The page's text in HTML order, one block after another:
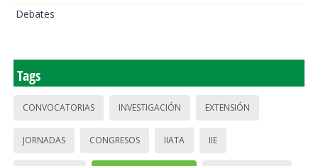
Debates
Tags
CONVOCATORIAS INVESTIGACIÓN EXTENSIÓN
JORNADAS CONGRESOS IIATA IIE